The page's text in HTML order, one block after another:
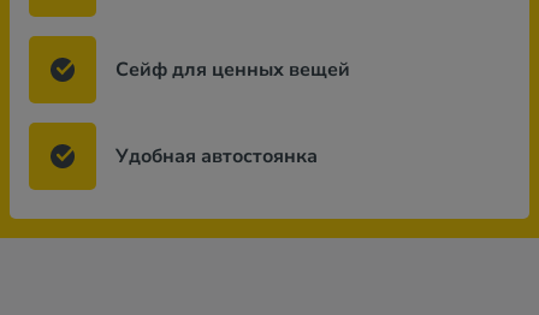
Сейф для ценных вещей
Удобная автостоянка